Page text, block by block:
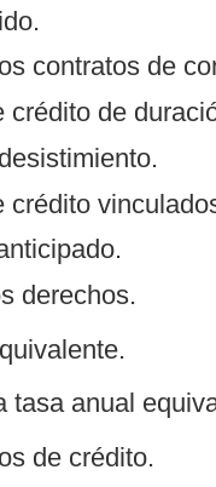
contratos de
de
derechos.
tasa anual
de crédito.